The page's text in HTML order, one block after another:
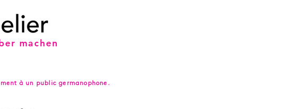
machen
à un public germanophone.